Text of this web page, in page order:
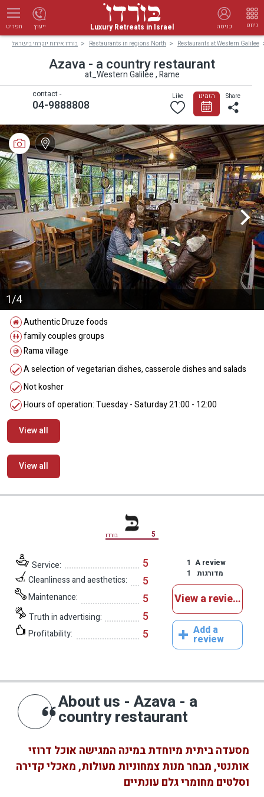
תפריט Luxury Retreats in Israel כניסה ניווט ייעוץ
בורדו אירוח יוקרתי בישראל Restaurants in regions North Restaurants at Western Galilee
Azava - a country restaurant
at_Western Galilee , Rame
Share
Like הזמינו
04-9888808
contact -
1/4
Authentic Druze foods
family couples groups
Rama village
A selection of vegetarian dishes, casserole dishes and salads
Not kosher
Hours of operation: Tuesday - Saturday 21:00 - 12:00
View all
View all
בורדו 5
Service: 5
Cleanliness and aesthetics: 5
Maintenance: 5
Truth in advertising: 5
Profitability: 5
1 A review
1
מדורגות
View a reviews
Add a
review
About us - Azava - a
country restaurant
מסעדה ביתית מיוחדת במינה המגישה אוכל דרוזי
אותנטי, מבחר מנות צמחוניות מעולות, מאכלי קדירה
וסלטים מחומרי גלם עונתיים